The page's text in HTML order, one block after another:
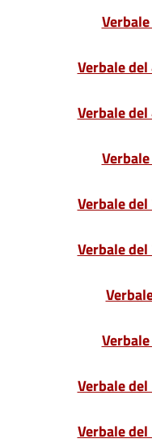
Verbale
Verbale
Verbale
Verbale
Verbale
Verbale